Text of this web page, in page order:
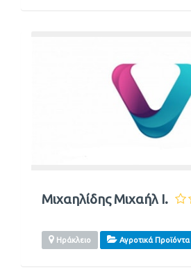
Μιχαηλίδης Μιχαήλ Ι.
Ηράκλειο Αγροτικά Προϊόντα